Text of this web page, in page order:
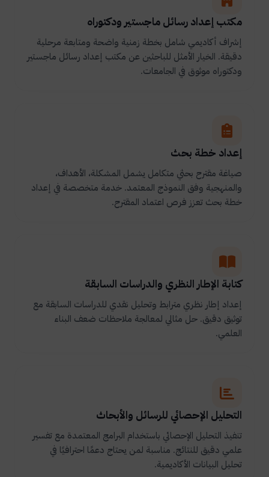
مكتب إعداد رسائل ماجستير ودكتوراه
إشراف أكاديمي شامل بخطة زمنية واضحة ومتابعة مرحلية
دقيقة. الخيار الأمثل للباحثين عن مكتب إعداد رسائل ماجستير
ودكتوراه موثوق في الجامعات.
إعداد خطة بحث
صياغة مقترح بحثي متكامل يشمل المشكلة، الأهداف،
والمنهجية وفق النموذج المعتمد. خدمة متخصصة في إعداد
خطة بحث تعزز فرص اعتماد المقترح.
كتابة الإطار النظري والدراسات السابقة
إعداد إطار نظري مترابط وتحليل نقدي للدراسات السابقة مع
توثيق دقيق. حل مثالي لمعالجة ملاحظات ضعف البناء
العلمي.
التحليل الإحصائي للرسائل والأبحاث
تنفيذ التحليل الإحصائي باستخدام البرامج المعتمدة مع تفسير
علمي دقيق للنتائج. مناسبة لمن يحتاج دعمًا احترافيًا في
تحليل البيانات الأكاديمية.